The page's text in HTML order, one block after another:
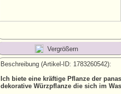
Vergrößern
Beschreibung (Artikel-ID: 1783260542):
Ich biete eine kräftige Pflanze der
dekorative Würzpflanze die sich im